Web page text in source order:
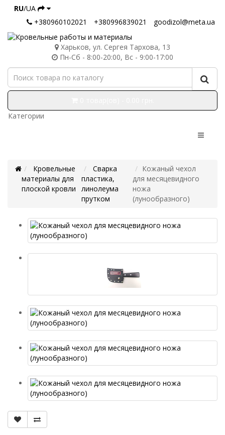
RU/UA
+380960102021
+380996839021 goodizol@meta.ua
Харьков, ул. Сергея Тархова, 13
Пн-Сб - 8:00-20:00, Вс - 9:00-17:00
Категории
Кровельные
материалы для
плоской кровли
Сварка
пластика,
линолеума
прутком
Кожаный чехол
для месяцевидного
ножа
(лунообразного)